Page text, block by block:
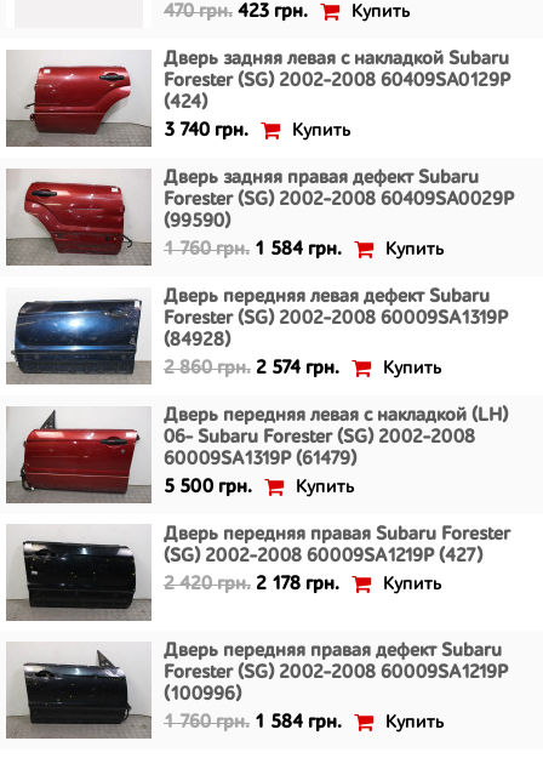
470 грн. 423 грн. Купить
Дверь задняя левая с накладкой Subaru
Forester (SG) 2002-2008 60409SA0129P
(424)
3 740 грн.
Купить
Дверь задняя правая дефект Subaru
Forester (SG) 2002-2008 60409SA0029P
(99590)
1 760 грн. 1 584 грн. Купить
Дверь передняя левая дефект Subaru
Forester (SG) 2002-2008 60009SA1319P
(84928)
2 860 грн. 2 574 грн. Купить
Дверь передняя левая с накладкой (LH)
06- Subaru Forester (SG) 2002-2008
60009SA1319P (61479)
5 500 грн.
Купить
Дверь передняя правая Subaru Forester
(SG) 2002-2008 60009SA1219P (427)
2 420 грн. 2 178 грн. Купить
Дверь передняя правая дефект Subaru
Forester (SG) 2002-2008 60009SA1219P
(100996)
1 760 грн. 1 584 грн. Купить